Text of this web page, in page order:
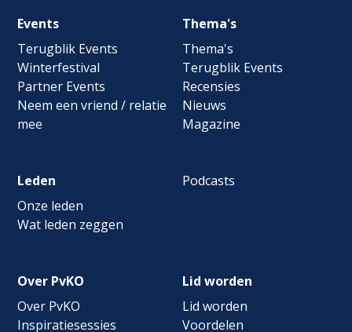
Footer
navigation
Events
Terugblik Events
Winterfestival
Partner Events
Neem een vriend / relatie
mee
Thema's
Thema's
Terugblik Events
Recensies
Nieuws
Magazine
Leden
Onze leden
Wat leden zeggen
Podcasts
Over PvKO
Over PvKO
Inspiratiesessies
Lid worden
Lid worden
Voordelen